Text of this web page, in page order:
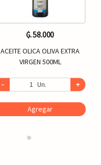
₲. 58.000
ACEITE OLICA OLIVA EXTRA
VIRGEN 500ML
- Un. +
Agregar